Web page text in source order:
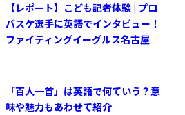
【レポート】こども記者体験 | プロ
バスケ選手に英語でインタビュー！
ファイティングイーグルス名古屋
「百人一首」は英語で何ていう？意
味や魅力もあわせて紹介